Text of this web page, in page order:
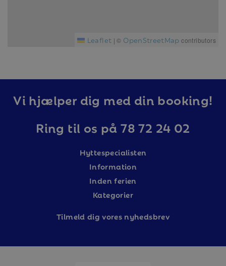
Leaflet | © OpenStreetMap contributors
Vi hjælper dig med din booking!
Ring til os på 78 72 24 02
Hyttespecialisten
Information
Inden ferien
Kategorier
Tilmeld dig vores nyhedsbrev